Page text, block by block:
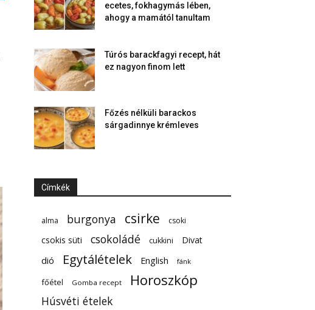
ecetes, fokhagymás lében,
ahogy a mamától tanultam
Túrós barackfagyi recept, hát
ez nagyon finom lett
Főzés nélküli barackos
sárgadinnye krémleves
Címkék
alma burgonya csirke csoki
csokis süti csokoládé cukkini Divat
dió Egytálételek English fánk
főétel Gomba recept Horoszkóp
Húsvéti ételek